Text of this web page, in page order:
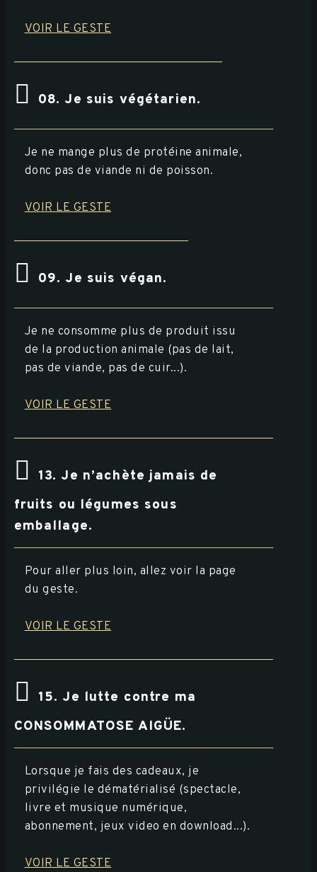
VOIR LE GESTE
08. Je suis végétarien.
Je ne mange plus de protéine animale,
donc pas de viande ni de poisson.
VOIR LE GESTE
09. Je suis végan.
Je ne consomme plus de produit issu
de la production animale (pas de lait,
pas de viande, pas de cuir...).
VOIR LE GESTE
13. Je n’achète jamais de
fruits ou légumes sous
emballage.
Pour aller plus loin, allez voir la page
du geste.
VOIR LE GESTE
15. Je lutte contre ma
CONSOMMATOSE AIGÜE.
Lorsque je fais des cadeaux, je
privilégie le dématérialisé (spectacle,
livre et musique numérique,
abonnement, jeux video en download...).
VOIR LE GESTE